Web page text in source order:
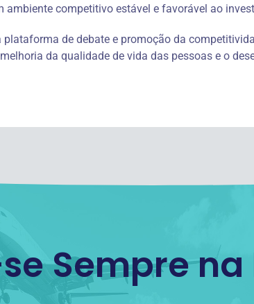
ambiente competitivo estável e favorável ao
plataforma de debate e promoção da
da qualidade de vida das pessoas e o
Sempre na